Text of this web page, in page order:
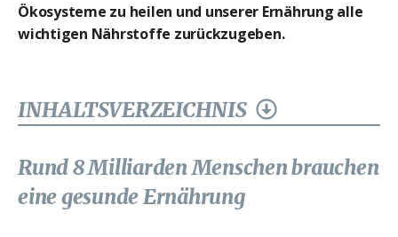
Ökosysteme zu heilen und unserer Ernährung alle
wichtigen Nährstoffe zurückzugeben.
INHALTSVERZEICHNIS
Rund 8 Milliarden Menschen brauchen
eine gesunde Ernährung